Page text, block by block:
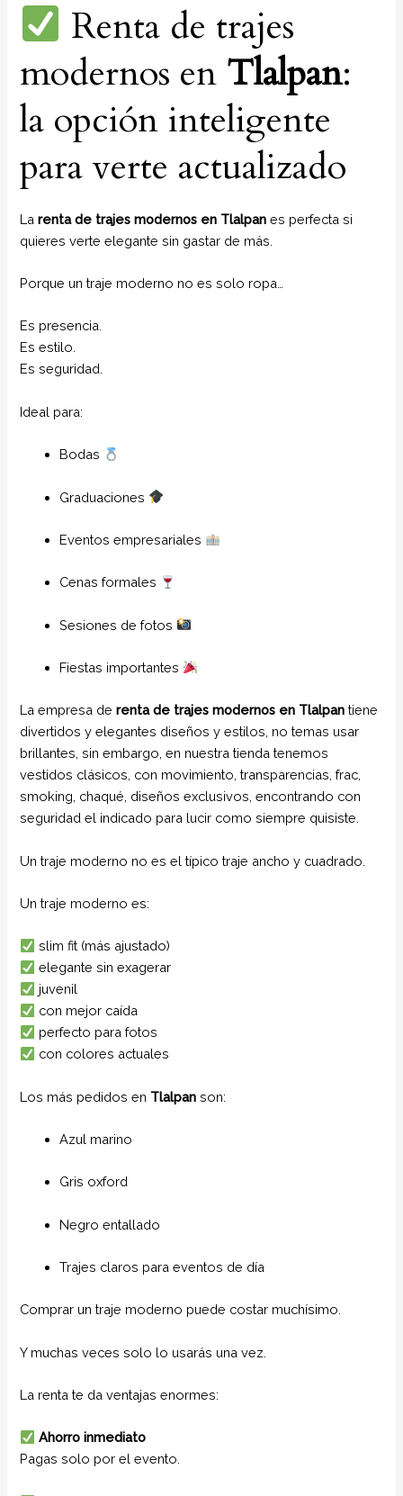
Renta de trajes
modernos en Tlalpan:
la opción inteligente
para verte actualizado
Larenta de trajes modernos en Tlalpanes perfecta si
quieres verte elegante sin gastar de más.
Porque un traje moderno no es solo ropa…
Es presencia.
Es estilo.
Es seguridad.
Ideal para:
Bodas
Graduaciones
Eventos empresariales
Cenas formales
Sesiones de fotos
Fiestas importantes
La empresa derenta de trajes modernos en Tlalpan tiene
divertidos y elegantes diseños y estilos, no temas usar
brillantes, sin embargo, en nuestra tienda tenemos
vestidos clásicos, con movimiento, transparencias, frac,
smoking, chaqué, diseños exclusivos, encontrando con
seguridad el indicado para lucir como siempre quisiste.
Un traje moderno no es el típico traje ancho y cuadrado.
Un traje moderno es:
slim fit (más ajustado)
elegante sin exagerar
juvenil
con mejor caída
perfecto para fotos
con colores actuales
Los más pedidos en Tlalpanson:
Azul marino
Gris oxford
Negro entallado
Trajes claros para eventos de día
Comprar un traje moderno puede costar muchísimo.
Y muchas veces solo lo usarás una vez.
La renta te da ventajas enormes:
Ahorro inmediato
Pagas solo por el evento.